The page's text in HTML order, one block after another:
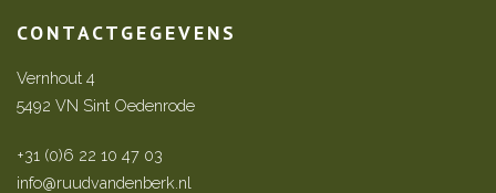
CONTACTGEGEVENS
Vernhout 4
5492 VN Sint Oedenrode
+31 (0)6 22 10 47 03
info@ruudvandenberk.nl